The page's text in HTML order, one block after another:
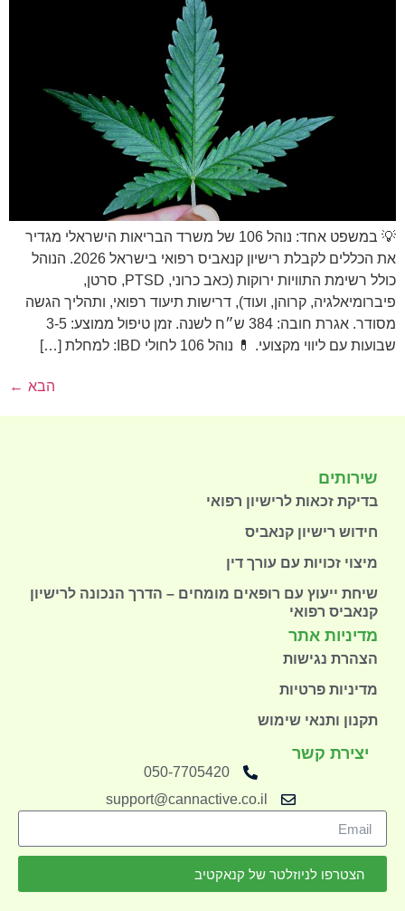
💡 במשפט אחד: נוהל 106 של משרד הבריאות הישראלי מגדיר
את הכללים לקבלת רישיון קנאביס רפואי בישראל 2026. הנוהל
כולל רשימת התוויות ירוקות (כאב כרוני, PTSD, סרטן,
פיברומיאלגיה, קרוהן, ועוד), דרישות תיעוד רפואי, ותהליך הגשה
מסודר. אגרת חובה: 384 ש״ח לשנה. זמן טיפול ממוצע: 3-5
שבועות עם ליווי מקצועי. 💊 נוהל 106 לחולי IBD: למחלת […]
הבא ←
שירותים
בדיקת זכאות לרישיון רפואי
חידוש רישיון קנאביס
מיצוי זכויות עם עורך דין
שיחת ייעוץ עם רופאים מומחים – הדרך הנכונה לרישיון
קנאביס רפואי
מדיניות אתר
הצהרת נגישות
מדיניות פרטיות
תקנון ותנאי שימוש
יצירת קשר
050-7705420
support@cannactive.co.il
הצטרפו לניוזלטר של קנאקטיב